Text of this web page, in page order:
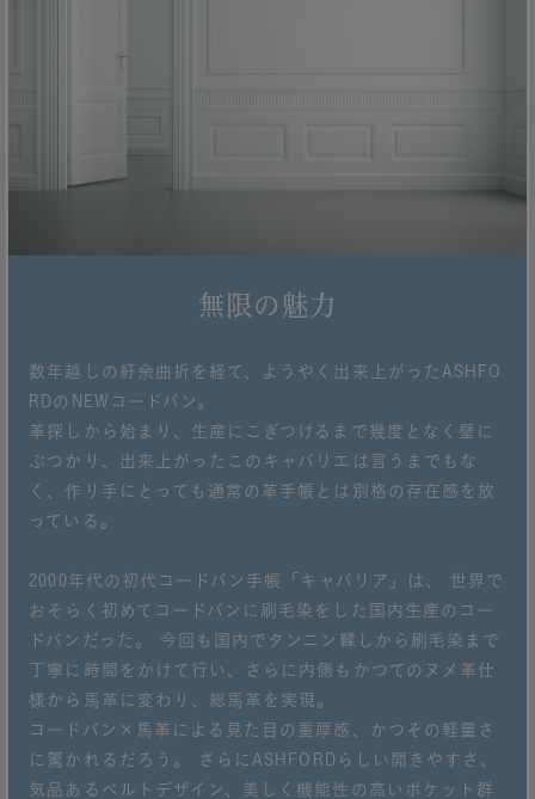
無限の魅力
数年越しの紆余曲折を経て、ようやく出来上がったASHFO
RDのNEWコードバン。
革探しから始まり、生産にこぎつけるまで幾度となく壁に
ぶつかり、出来上がったこのキャバリエは言うまでもな
く、作り手にとっても通常の革手帳とは別格の存在感を放
っている。
2000年代の初代コードバン手帳「キャバリア」は、 世界で
おそらく初めてコードバンに刷毛染をした国内生産のコー
ドバンだった。 今回も国内でタンニン鞣しから刷毛染まで
丁寧に時間をかけて行い、さらに内側もかつてのヌメ革仕
様から馬革に変わり、総馬革を実現。
コードバン×馬革による見た目の重厚感、かつその軽量さ
に驚かれるだろう。 さらにASHFORDらしい開きやすさ、
気品あるベルトデザイン、美しく機能性の高いポケット群